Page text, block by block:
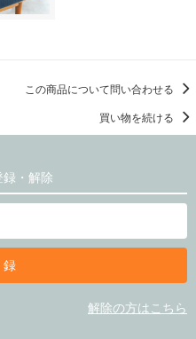
この商品について問い合わせる
買い物を続ける
録・解除
解除の方はこちら